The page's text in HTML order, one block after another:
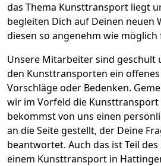
das Thema Kunsttransport liegt
begleiten Dich auf Deinen neuen
diesen so angenehm wie
Unsere Mitarbeiter sind geschult
den Kunsttransporten ein
Vorschläge oder Bedenken.
wir im Vorfeld die Kunsttransport
bekommst von uns einen
an die Seite gestellt, der Deine
beantwortet. Auch das ist Teil
einem Kunsttransport in